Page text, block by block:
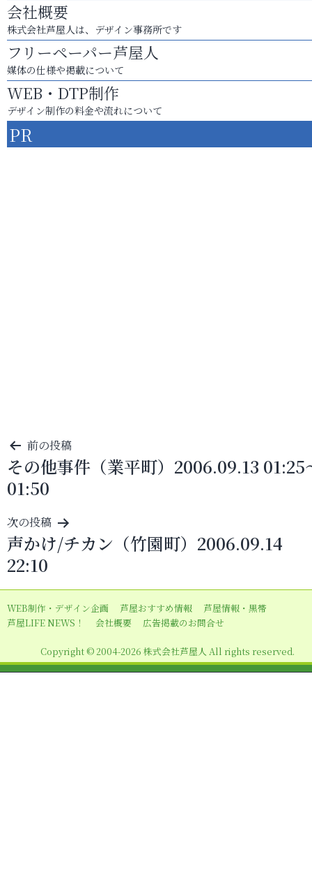
会社概要
株式会社芦屋人は、デザイン事務所です
フリーペーパー芦屋人
媒体の仕様や掲載について
WEB・DTP制作
デザイン制作の料金や流れについて
PR
投
稿
ナ
ビ
ゲ
ー
シ
ョ
ン
前の投稿
その他事件（業平町）2006.09.13 01:25
01:50
次の投稿
声かけ/チカン（竹園町）2006.09.14
22:10
WEB制作・デザイン企画 芦屋おすすめ情報
芦屋情報・黒帯
芦屋LIFE NEWS！
会社概要 広告掲載のお問合せ
Copyright © 2004-2026 株式会社芦屋人 All rights reserved.